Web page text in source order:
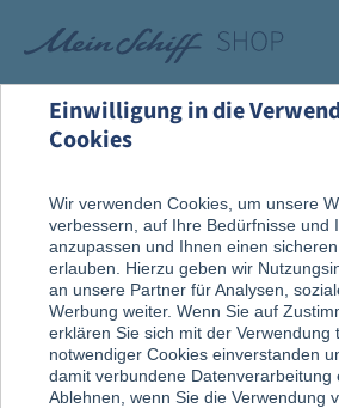
Rund um die Kreuzfahrt
Vor der
Reise, Ausflug & An Bord
Einwilligung in die
Cookies
Wir verwenden Cookies, um unsere
verbessern, auf Ihre Bedürfnisse und
anzupassen und Ihnen einen
erlauben. Hierzu geben wir
an unsere Partner für Analysen,
Werbung weiter. Wenn Sie auf
erklären Sie sich mit der Verwendung
notwendiger Cookies einverstanden
damit verbundene Datenverarbeitung
Ablehnen, wenn Sie die Verwendung